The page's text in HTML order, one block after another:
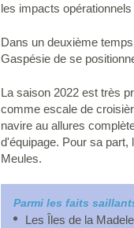
les impacts
Dans un deuxième
Gaspésie de se
La saison 2022 est très
comme escale de
navire au allures
d'équipage. Pour sa
Meules.
Parmi les faits
Les Îles de la